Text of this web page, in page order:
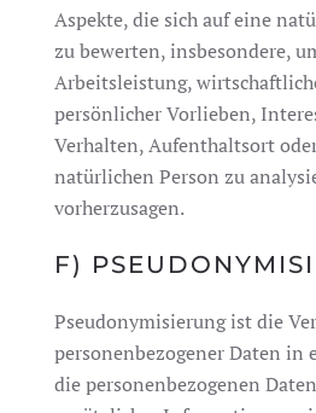
Aspekte, die sich auf eine
zu bewerten, insbesondere,
Arbeitsleistung,
persönlicher Vorlieben,
Verhalten, Aufenthaltsort
natürlichen Person zu
vorherzusagen.
F)
Pseudonymisierung ist die
personenbezogener Daten in
die personenbezogenen